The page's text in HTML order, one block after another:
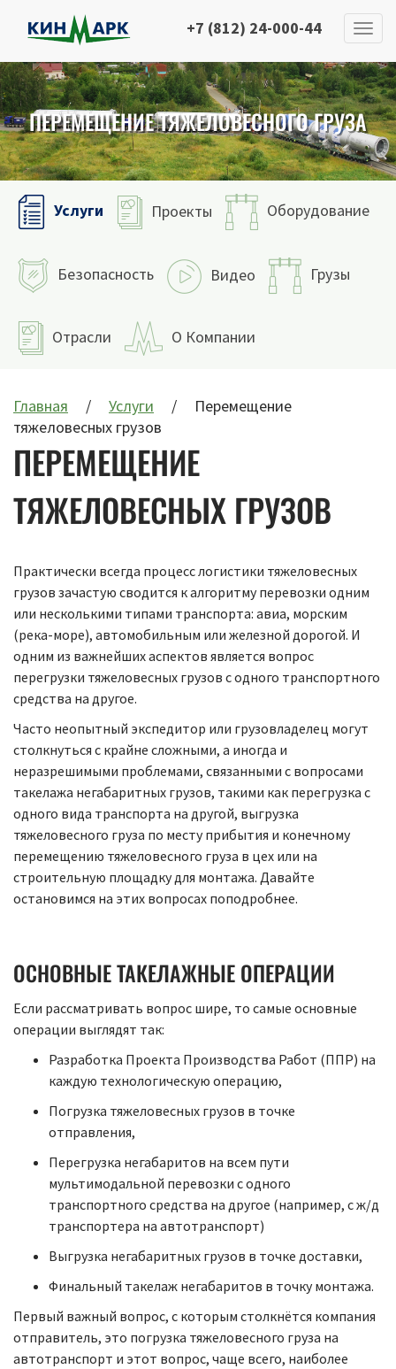
+7 (812) 24-000-44
ПЕРЕМЕЩЕНИЕ ТЯЖЕЛОВЕСНОГО ГРУЗА
Услуги Проекты Оборудование
Безопасность Видео Грузы
Отрасли О Компании
Главная Услуги
Перемещение
тяжеловесных грузов
ПЕРЕМЕЩЕНИЕ
ТЯЖЕЛОВЕСНЫХ ГРУЗОВ
Практически всегда процесс логистики тяжеловесных
грузов зачастую сводится к алгоритму перевозки одним
или несколькими типами транспорта: авиа, морским
(река-море), автомобильным или железной дорогой. И
одним из важнейших аспектов является вопрос
перегрузки тяжеловесных грузов с одного транспортного
средства на другое.
Часто неопытный экспедитор или грузовладелец могут
столкнуться с крайне сложными, а иногда и
неразрешимыми проблемами, связанными с вопросами
такелажа негабаритных грузов, такими как перегрузка с
одного вида транспорта на другой, выгрузка
тяжеловесного груза по месту прибытия и конечному
перемещению тяжеловесного груза в цех или на
строительную площадку для монтажа. Давайте
остановимся на этих вопросах поподробнее.
ОСНОВНЫЕ ТАКЕЛАЖНЫЕ ОПЕРАЦИИ
Если рассматривать вопрос шире, то самые основные
операции выглядят так:
Разработка Проекта Производства Работ (ППР) на
каждую технологическую операцию,
Погрузка тяжеловесных грузов в точке
отправления,
Перегрузка негабаритов на всем пути
мультимодальной перевозки с одного
транспортного средства на другое (например, с ж/д
транспортера на автотранспорт)
Выгрузка негабаритных грузов в точке доставки,
Финальный такелаж негабаритов в точку монтажа.
Первый важный вопрос, с которым столкнётся компания
отправитель, это погрузка тяжеловесного груза на
автотранспорт и этот вопрос, чаще всего, наиболее